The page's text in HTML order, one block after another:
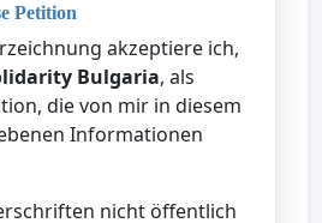
Petition
akzeptiere ich,
Bulgaria, als
die von mir in diesem
Informationen
nicht öffentlich